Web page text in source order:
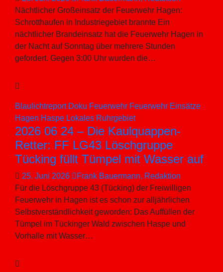
Nächtlicher Großeinsatz der Feuerwehr Hagen:
Schrotthaufen in Industriegebiet brannte Ein
nächtlicher Brandeinsatz hat die Feuerwehr Hagen in
der Nacht auf Sonntag über mehrere Stunden
gefordert. Gegen 3:00 Uhr wurden die…
Blaulichtreport Doku Feuerwehr Feuerwehr Einsätze
Hagen Haspe Lokales Ruhrgebiet
2026 06 24 – Die Kaulquappen-
Retter: FF LG43 Löschgruppe
Tücking füllt Tümpel mit Wasser auf
25. Juni 2026
Frank Bauermann, Redaktion
Für die Löschgruppe 43 (Tücking) der Freiwilligen
Feuerwehr in Hagen ist es schon zur alljährlichen
Selbstverständlichkeit geworden: Das Auffüllen der
Tümpel im Tückinger Wald zwischen Haspe und
Vorhalle mit Wasser…